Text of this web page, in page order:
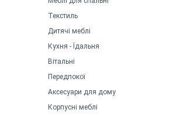
Текстиль
Дитячі меблі
Кухня - Їдальня
Вітальні
Передпокої
Аксесуари для дому
Корпусні меблі